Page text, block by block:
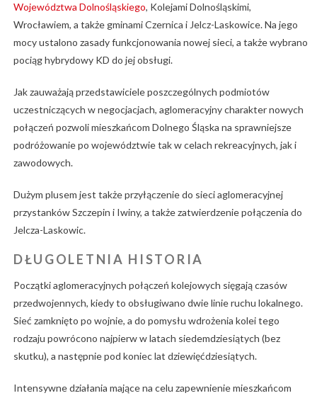
Województwa Dolnośląskiego, Kolejami Dolnośląskimi,
Wrocławiem, a także gminami Czernica i Jelcz-Laskowice. Na jego
mocy ustalono zasady funkcjonowania nowej sieci, a także wybrano
pociąg hybrydowy KD do jej obsługi.
Jak zauważają przedstawiciele poszczególnych podmiotów
uczestniczących w negocjacjach, aglomeracyjny charakter nowych
połączeń pozwoli mieszkańcom Dolnego Śląska na sprawniejsze
podróżowanie po województwie tak w celach rekreacyjnych, jak i
zawodowych.
Dużym plusem jest także przyłączenie do sieci aglomeracyjnej
przystanków Szczepin i Iwiny, a także zatwierdzenie połączenia do
Jelcza-Laskowic.
DŁUGOLETNIA HISTORIA
Początki aglomeracyjnych połączeń kolejowych sięgają czasów
przedwojennych, kiedy to obsługiwano dwie linie ruchu lokalnego.
Sieć zamknięto po wojnie, a do pomysłu wdrożenia kolei tego
rodzaju powrócono najpierw w latach siedemdziesiątych (bez
skutku), a następnie pod koniec lat dziewięćdziesiątych.
Intensywne działania mające na celu zapewnienie mieszkańcom